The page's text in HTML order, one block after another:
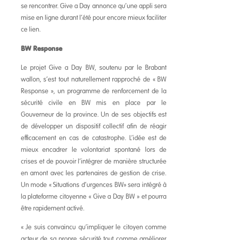
se rencontrer. Give a Day annonce qu’une appli sera
mise en ligne durant l’été pour encore mieux faciliter
ce lien.
BW Response
Le projet Give a Day BW, soutenu par le Brabant
wallon, s’est tout naturellement rapproché de « BW
Response », un programme de renforcement de la
sécurité civile en BW mis en place par le
Gouverneur de la province. Un de ses objectifs est
de développer un dispositif collectif afin de réagir
efficacement en cas de catastrophe. L’idée est de
mieux encadrer le volontariat spontané lors de
crises et de pouvoir l’intégrer de manière structurée
en amont avec les partenaires de gestion de crise.
Un mode « Situations d’urgences BW» sera intégré à
la plateforme citoyenne « Give a Day BW » et pourra
être rapidement activé.
« Je suis convaincu qu’impliquer le citoyen comme